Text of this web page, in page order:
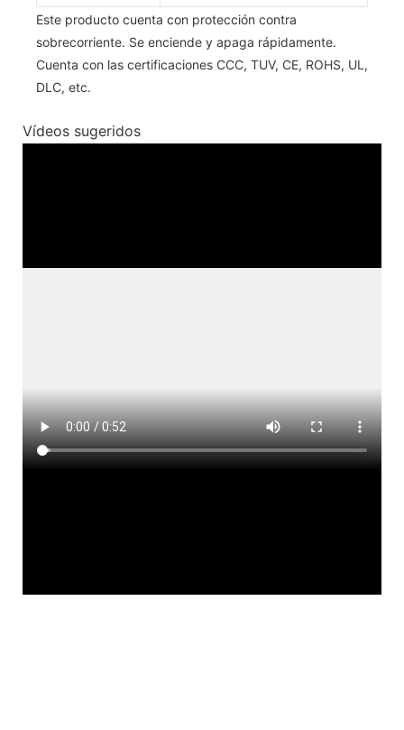
Este producto cuenta con protección contra
sobrecorriente. Se enciende y apaga rápidamente.
Cuenta con las certificaciones CCC, TUV, CE, ROHS, UL,
DLC, etc.
Vídeos sugeridos